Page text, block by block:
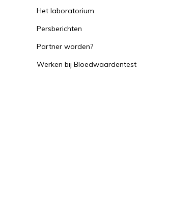
Het laboratorium
Persberichten
Partner worden?
Werken bij Bloedwaardentest